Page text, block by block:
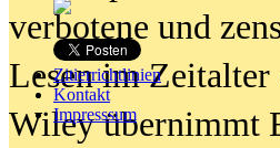
Zitierrichtlinien
Kontakt
Impresssum
verbotene und
Lesen im
Wiley übernimmt